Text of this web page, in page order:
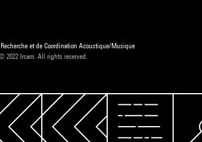
et de Coordination Acoustique/Musique
2022 Ircam. All rights reserved.